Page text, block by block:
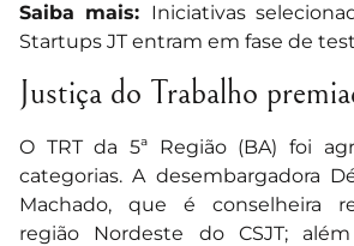
Saiba mais: Iniciativas
Startups JT entram em fase de
Justiça do Trabalho
O TRT da 5ª Região (BA) foi
categorias. A desembargadora
Machado, que é conselheira
região Nordeste do CSJT;